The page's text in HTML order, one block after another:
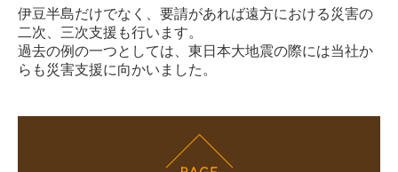
伊豆半島だけでなく、要請があれば遠方における災害の
二次、三次支援も行います。
過去の例の一つとしては、東日本大地震の際には当社か
らも災害支援に向かいました。